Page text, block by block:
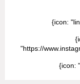
{icon:
"https://
{icon: